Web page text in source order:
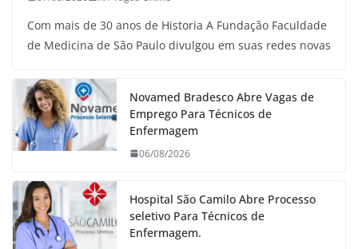
Com mais de 30 anos de Historia A Fundação Faculdade
de Medicina de São Paulo divulgou em suas redes novas
Novamed Bradesco Abre Vagas de
Emprego Para Técnicos de
Enfermagem
06/08/2026
Hospital São Camilo Abre Processo
seletivo Para Técnicos de
Enfermagem.